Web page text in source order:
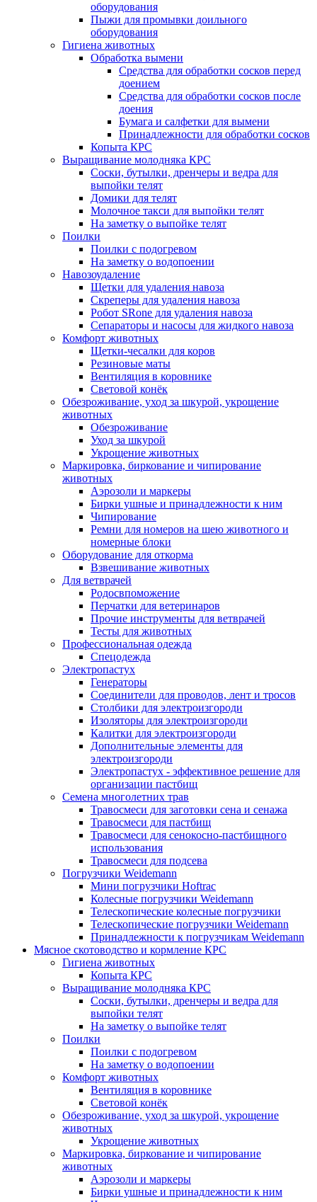
оборудования
Пыжи для промывки доильного
оборудования
Гигиена животных
Обработка вымени
Средства для обработки сосков перед
доением
Средства для обработки сосков после
доения
Бумага и салфетки для вымени
Принадлежности для обработки сосков
Копыта КРС
Выращивание молодняка КРС
Соски, бутылки, дренчеры и ведра для
выпойки телят
Домики для телят
Молочное такси для выпойки телят
На заметку о выпойке телят
Поилки
Поилки с подогревом
На заметку о водопоении
Навозоудаление
Щетки для удаления навоза
Скреперы для удаления навоза
Робот SRone для удаления навоза
Сепараторы и насосы для жидкого навоза
Комфорт животных
Щетки-чесалки для коров
Резиновые маты
Вентиляция в коровнике
Световой конёк
Обезроживание, уход за шкурой, укрощение
животных
Обезроживание
Уход за шкурой
Укрощение животных
Маркировка, биркование и чипирование
животных
Аэрозоли и маркеры
Бирки ушные и принадлежности к ним
Чипирование
Ремни для номеров на шею животного и
номерные блоки
Оборудование для откорма
Взвешивание животных
Для ветврачей
Родосвпоможение
Перчатки для ветеринаров
Прочие инструменты для ветврачей
Тесты для животных
Профессиональная одежда
Cпецодежда
Электропастух
Генераторы
Соединители для проводов, лент и тросов
Столбики для электроизгороди
Изоляторы для электроизгороди
Калитки для электроизгороди
Дополнительные элементы для
электроизгороди
Электропастух - эффективное решение для
организации пастбищ
Семена многолетних трав
Травосмеси для заготовки сена и сенажа
Травосмеси для пастбищ
Травосмеси для сенокосно-пастбищного
использования
Травосмеси для подсева
Погрузчики Weidemann
Мини погрузчики Hoftraс
Колесные погрузчики Weidemann
Телескопические колесные погрузчики
Телескопические погрузчики Weidemann
Принадлежности к погрузчикам Weidemann
Мясное скотоводство и кормление КРС
Гигиена животных
Копыта КРС
Выращивание молодняка КРС
Соски, бутылки, дренчеры и ведра для
выпойки телят
На заметку о выпойке телят
Поилки
Поилки с подогревом
На заметку о водопоении
Комфорт животных
Вентиляция в коровнике
Световой конёк
Обезроживание, уход за шкурой, укрощение
животных
Укрощение животных
Маркировка, биркование и чипирование
животных
Аэрозоли и маркеры
Бирки ушные и принадлежности к ним